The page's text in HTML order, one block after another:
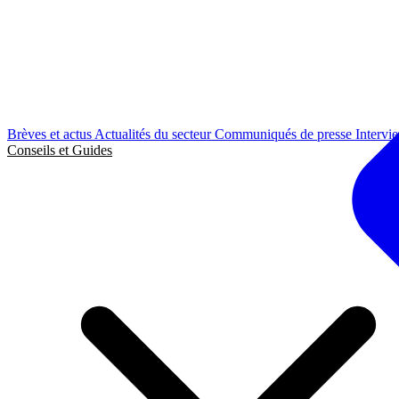
Brèves et actus Actualités du secteurCommuniqués de presse
Conseils et Guides